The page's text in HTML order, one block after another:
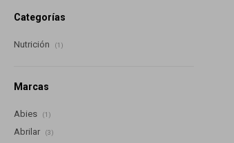
Categorías
Nutrición (1)
Marcas
Abies (1)
Abrilar (3)